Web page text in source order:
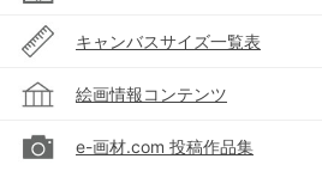
キャンバスサイズ一覧表
絵画情報コンテンツ
e-画材.com 投稿作品集